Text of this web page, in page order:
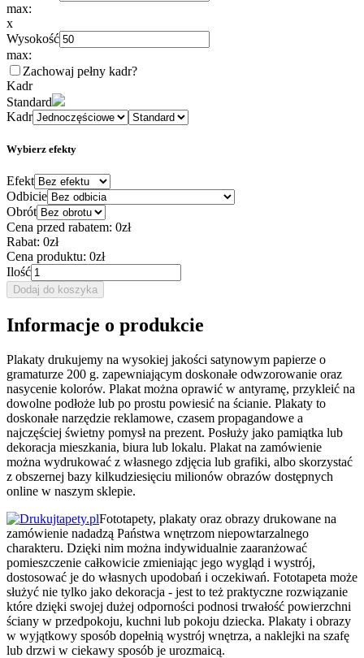
max:
x
Wysokość
max:
Zachowaj pełny kadr?
Kadr
Standard
Kadr
Wybierz efekty
Efekt
Odbicie
Obrót
Cena przed rabatem: 0zł
Rabat: 0zł
Cena produktu: 0zł
Ilość
Dodaj do koszyka
Informacje o produkcie
Plakaty drukujemy na wysokiej jakości satynowym papierze o
gramaturze 200 g. zapewniającym doskonałe odwzorowanie oraz
nasycenie kolorów. Plakat można oprawić w antyramę, przykleić na
dowolne podłoże lub po prostu powiesić na ścianie. Plakaty to
doskonałe narzędzie reklamowe, czasem propagandowe a
najczęściej świetny pomysł na prezent. Posłuży jako pamiątka lub
dekoracja mieszkania, biura lub lokalu. Plakat na zamówienie
można wydrukować z własnego zdjęcia lub grafiki, albo skorzystać
z obszernej bazy kilkudziesięciu milionów obrazów dostępnych
online w naszym sklepie.
Fototapety, plakaty oraz obrazy drukowane na
zamówienie nadadzą Państwa wnętrzom niepowtarzalnego
charakteru. Dzięki nim można indywidualnie zaaranżować
pomieszczenie całkowicie zmieniając jego wygląd i wystrój,
dostosować je do własnych upodobań i oczekiwań. Fototapeta może
służyć nie tylko jako dekoracja - jest to też praktyczne rozwiązanie
które dzięki swojej dużej odporności podnosi trwałość powierzchni
ściany w przedpokoju, kuchni lub pokoju dziecka. Plakaty i obrazy
w wyjątkowy sposób dopełnią wystrój wnętrza, a naklejki na szafę
lub drzwi w ciekawy sposób je urozmaicą.